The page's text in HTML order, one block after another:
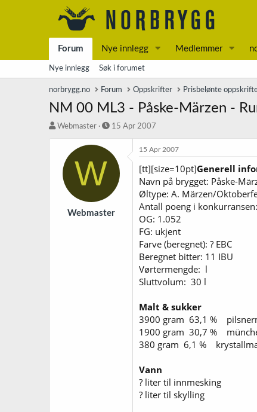
Forum Nye innlegg Medlemmer
Nye innlegg Søk i forumet
norbrygg.no Forum Oppskrifter Prisbelønte
NM 00 ML3 - Påske-Märzen -
T
Webmaster
S
r
a
o
15 Apr 2007
W
Webmaster
15 Apr 2007
[tt][size=10pt]Generell
Navn på brygget: Påske-
Øltype: A. Märzen/
Antall poeng i
OG: 1.052
FG: ukjent
Farve (beregnet): ? EBC
Beregnet bitter: 11 IBU
Vørtermengde: l
Sluttvolum: 30 l
Malt & sukker
3900 gram 63,1 %
1900 gram 30,7 %
380 gram 6,1 %
Vann
? liter til innmesking
? liter til skylling